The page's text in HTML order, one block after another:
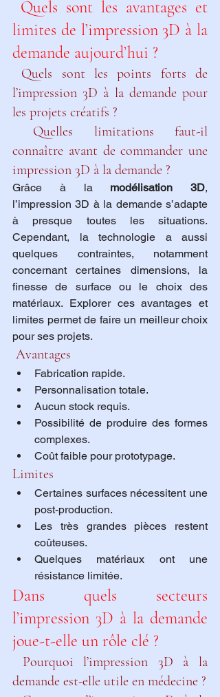
limites de l’impression 3D à la
demande aujourd’hui ?
l’impression 3D à la demande pour
les projets créatifs ?
connaître avant de commander une
impression 3D à la demande ?
Grâce à la modélisation 3D,
l’impression 3D à la demande s’adapte
à presque toutes les situations.
Cependant, la technologie a aussi
quelques contraintes, notamment
concernant certaines dimensions, la
finesse de surface ou le choix des
matériaux. Explorer ces avantages et
limites permet de faire un meilleur choix
pour ses projets.
Avantages
Fabrication rapide.
Personnalisation totale.
Aucun stock requis.
Possibilité de produire des formes
complexes.
Coût faible pour prototypage.
Limites
Certaines surfaces nécessitent une
post-production.
Les très grandes pièces restent
coûteuses.
Quelques matériaux ont une
résistance limitée.
Dans quels secteurs
l’impression 3D à la demande
joue-t-elle un rôle clé ?
demande est-elle utile en médecine ?